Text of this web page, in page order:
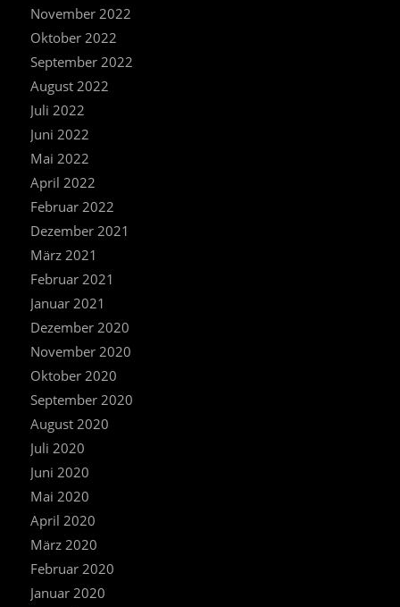
November 2022
Oktober 2022
September 2022
August 2022
Juli 2022
Juni 2022
Mai 2022
April 2022
Februar 2022
Dezember 2021
März 2021
Februar 2021
Januar 2021
Dezember 2020
November 2020
Oktober 2020
September 2020
August 2020
Juli 2020
Juni 2020
Mai 2020
April 2020
März 2020
Februar 2020
Januar 2020